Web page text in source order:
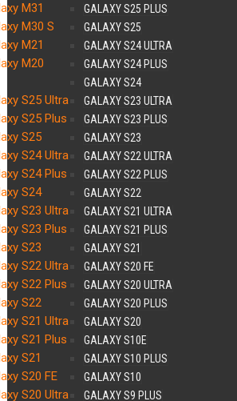
GALAXY S25 PLUS
GALAXY S25
GALAXY S24 ULTRA
GALAXY S24 PLUS
GALAXY S24
GALAXY S23 ULTRA
GALAXY S23 PLUS
GALAXY S23
GALAXY S22 ULTRA
GALAXY S22 PLUS
GALAXY S22
GALAXY S21 ULTRA
GALAXY S21 PLUS
GALAXY S21
GALAXY S20 FE
GALAXY S20 ULTRA
GALAXY S20 PLUS
GALAXY S20
GALAXY S10E
GALAXY S10 PLUS
GALAXY S10
GALAXY S9 PLUS
M31
M30 S
M21
M20
S25 Ultra
S25 Plus
S25
S24 Ultra
S24 Plus
S24
S23 Ultra
S23 Plus
S23
S22 Ultra
S22 Plus
S22
S21 Ultra
S21 Plus
S21
S20 FE
S20 Ultra